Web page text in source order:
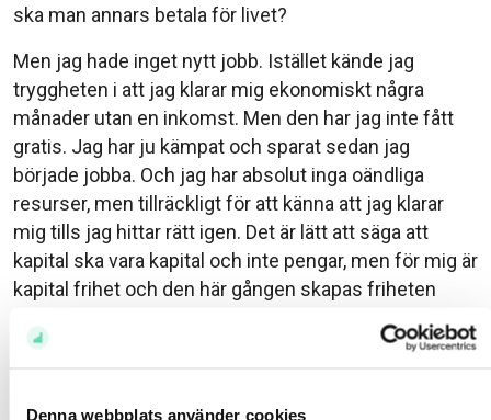
Denna webbplats använder cookies
ska man annars betala för livet?
Men jag hade inget nytt jobb. Istället kände jag
tryggheten i att jag klarar mig ekonomiskt några
månader utan en inkomst. Men den har jag inte fått
gratis. Jag har ju kämpat och sparat sedan jag
började jobba. Och jag har absolut inga oändliga
resurser, men tillräckligt för att känna att jag klarar
mig tills jag hittar rätt igen. Det är lätt att säga att
kapital ska vara kapital och inte pengar, men för mig är
kapital frihet och den här gången skapas friheten
träning och nöje.